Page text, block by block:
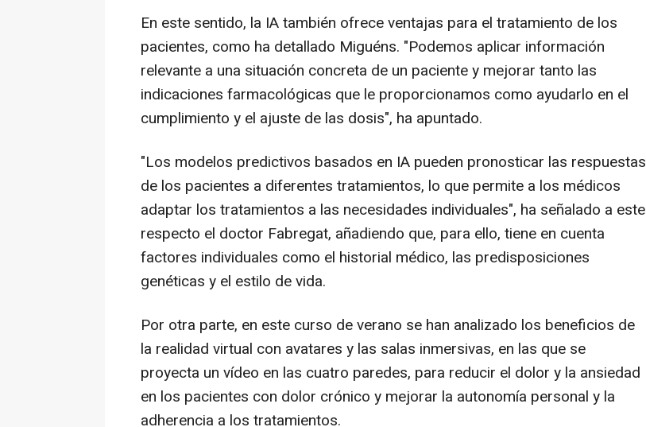
En este sentido, la IA también ofrece ventajas para el tratamiento de los
pacientes, como ha detallado Miguéns. "Podemos aplicar información
relevante a una situación concreta de un paciente y mejorar tanto las
indicaciones farmacológicas que le proporcionamos como ayudarlo en el
cumplimiento y el ajuste de las dosis", ha apuntado.
"Los modelos predictivos basados en IA pueden pronosticar las respuestas
de los pacientes a diferentes tratamientos, lo que permite a los médicos
adaptar los tratamientos a las necesidades individuales", ha señalado a este
respecto el doctor Fabregat, añadiendo que, para ello, tiene en cuenta
factores individuales como el historial médico, las predisposiciones
genéticas y el estilo de vida.
Por otra parte, en este curso de verano se han analizado los beneficios de
la realidad virtual con avatares y las salas inmersivas, en las que se
proyecta un vídeo en las cuatro paredes, para reducir el dolor y la ansiedad
en los pacientes con dolor crónico y mejorar la autonomía personal y la
adherencia a los tratamientos.